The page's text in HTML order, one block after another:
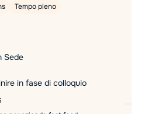
Tempo pieno
Sede
in fase di colloquio